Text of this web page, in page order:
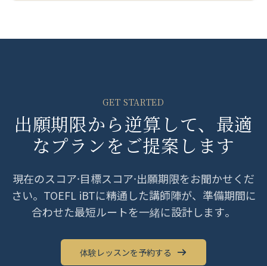
GET STARTED
出願期限から逆算して、最適
なプランをご提案します
現在のスコア·目標スコア·出願期限をお聞かせくだ
さい。TOEFL iBTに精通した講師陣が、準備期間に
合わせた最短ルートを一緒に設計します。
体験レッスンを予約する